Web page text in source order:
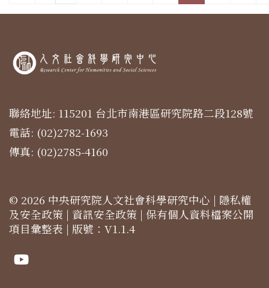
聯絡地址: 115201 台北市南港區研究院路二段128號
電話: (02)2782-1693
傳真: (02)2785-4160
© 2026 中央研究院人文社會科學研究中心 | 隱私權
及安全政策 | 資訊安全政策 | 保有個人資料檔案公開
項目彙整表 | 版號：V1.1.4
Youtube